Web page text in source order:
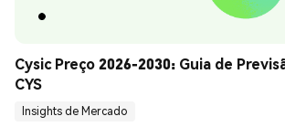
Cysic Preço 2026-2030: Guia de
CYS
Insights de Mercado